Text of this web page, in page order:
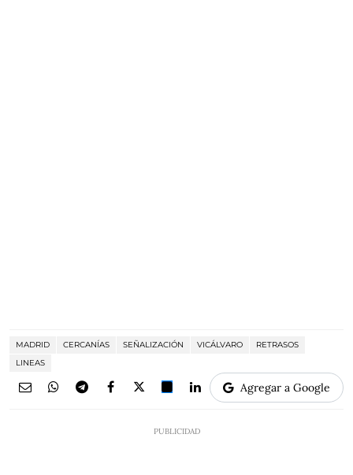
MADRID CERCANÍAS SEÑALIZACIÓN VICÁLVARO
RETRASOS
LINEAS
Agregar a Google